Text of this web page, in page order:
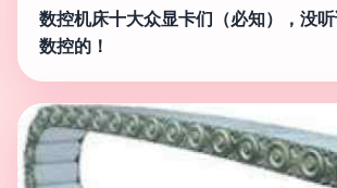
数控机床十大众显卡们（必知），没
数控的！